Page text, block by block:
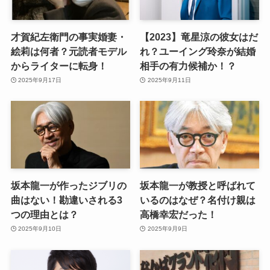
才賀紀左衛門の事実婚妻・
絵莉は何者？元読者モデル
からライターに転身！
2025年9月17日
【2023】竜星涼の彼女はだ
れ？ユーイング玲奈が結婚
相手の有力候補か！？
2025年9月11日
坂本龍一が作ったジブリの
曲はない！勘違いされる3
つの理由とは？
2025年9月10日
坂本龍一が教授と呼ばれて
いるのはなぜ？名付け親は
高橋幸宏だった！
2025年9月9日